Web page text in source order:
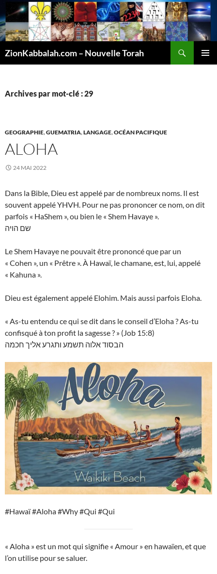
ZionKabbalah.com – Nouvelle Torah
Archives par mot-clé : 29
GEOGRAPHIE,GUEMATRIA,LANGAGE,OCÉAN PACIFIQUE
ALOHA
24 MAI 2022
Dans la Bible, Dieu est appelé par de nombreux noms. Il est
souvent appelé YHVH. Pour ne pas prononcer ce nom, on dit
parfois « HaShem », ou bien le « Shem Havaye ».
שם הויה
Le Shem Havaye ne pouvait être prononcé que par un
« Cohen », un « Prêtre ». À Hawaï, le chamane, est, lui, appelé
« Kahuna ».
Dieu est également appelé Elohim. Mais aussi parfois Eloha.
« As-tu entendu ce qui se dit dans le conseil d’Eloha ? As-tu
confisqué à ton profit la sagesse ? » (Job 15:8)
הבסוד אלוה תשמע ותגרע אליך חכמה
#Hawaï #Aloha #Why #Qui #Qui
« Aloha » est un mot qui signifie « Amour » en hawaïen, et que
l’on utilise pour se saluer.